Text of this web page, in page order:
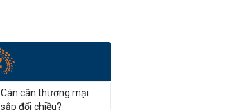
Cán cân thương mại
sắp đổi chiều?